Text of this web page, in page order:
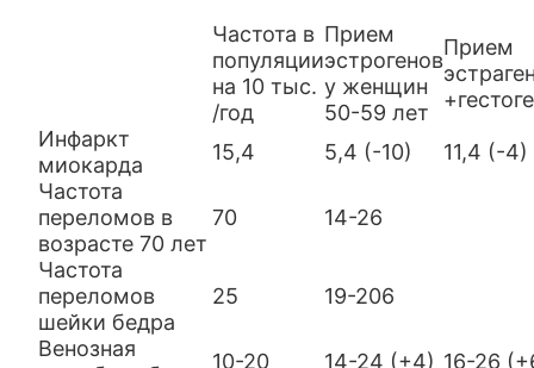
Частота в
популяции
на 10 тыс.
/год
Прием
эстрогенов
у женщин
50-59 лет
Прием
Инфаркт
миокарда
15,4 5,4 (-10)
11,4 (-4)
Частота
переломов в
возрасте 70 лет
70 14-26
Частота
переломов
шейки бедра
25 19-206
Венозная
10-20 14-24 (+4) 16-26